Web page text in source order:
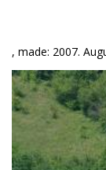
, made: 2007.